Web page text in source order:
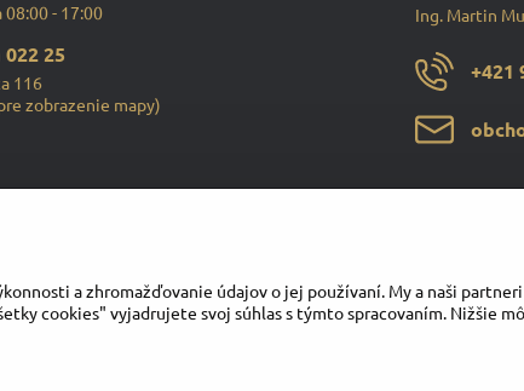
08:00 - 17:00
022 25
116
zobrazenie mapy)
Ing. Martin
+421
Instagram Facebook Youtube
a zhromažďovanie údajov o jej používaní. My a naši
cookies" vyjadrujete svoj súhlas s týmto spracovaním. Nižšie